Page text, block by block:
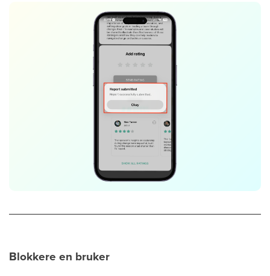
Blokkere en bruker